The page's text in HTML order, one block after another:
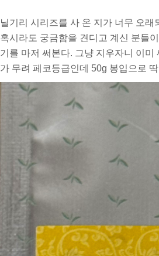
닐기리 시리즈를 사 온 지가 너무 오
혹시라도 궁금함을 견디고 계신 분들
기를 마저 써본다. 그냥 지우자니 이
가 무려 페코등급인데 50g 봉입으로